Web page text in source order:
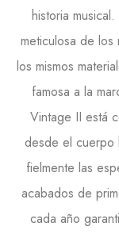
historia
meticulosa de
los mismos
famosa a la
Vintage II está
desde el cuerpo
fielmente las
acabados de
cada año